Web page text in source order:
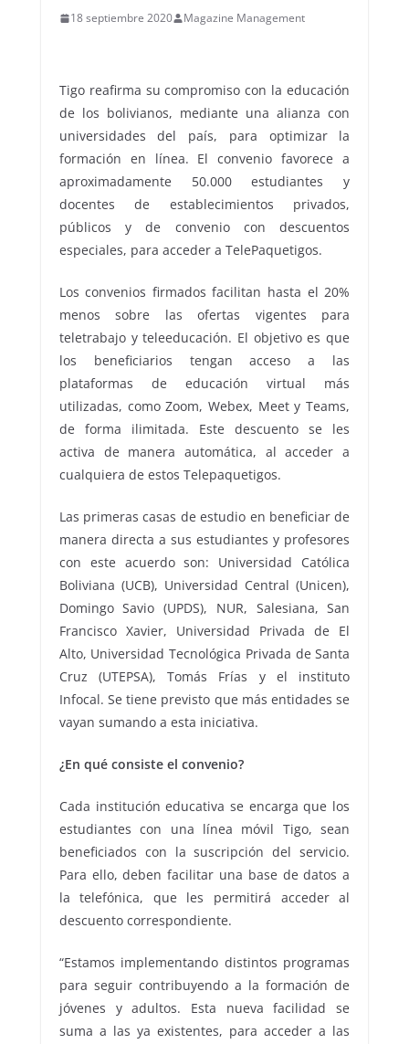
18 septiembre 2020 Magazine Management
Tigo reafirma su compromiso con la educación
de los bolivianos, mediante una alianza con
universidades del país, para optimizar la
formación en línea. El convenio favorece a
aproximadamente 50.000 estudiantes y
docentes de establecimientos privados,
públicos y de convenio con descuentos
especiales, para acceder a TelePaquetigos.
Los convenios firmados facilitan hasta el 20%
menos sobre las ofertas vigentes para
teletrabajo y teleeducación. El objetivo es que
los beneficiarios tengan acceso a las
plataformas de educación virtual más
utilizadas, como Zoom, Webex, Meet y Teams,
de forma ilimitada. Este descuento se les
activa de manera automática, al acceder a
cualquiera de estos Telepaquetigos.
Las primeras casas de estudio en beneficiar de
manera directa a sus estudiantes y profesores
con este acuerdo son: Universidad Católica
Boliviana (UCB), Universidad Central (Unicen),
Domingo Savio (UPDS), NUR, Salesiana, San
Francisco Xavier, Universidad Privada de El
Alto, Universidad Tecnológica Privada de Santa
Cruz (UTEPSA), Tomás Frías y el instituto
Infocal. Se tiene previsto que más entidades se
vayan sumando a esta iniciativa.
¿En qué consiste el convenio?
Cada institución educativa se encarga que los
estudiantes con una línea móvil Tigo, sean
beneficiados con la suscripción del servicio.
Para ello, deben facilitar una base de datos a
la telefónica, que les permitirá acceder al
descuento correspondiente.
“Estamos implementando distintos programas
para seguir contribuyendo a la formación de
jóvenes y adultos. Esta nueva facilidad se
suma a las ya existentes, para acceder a las